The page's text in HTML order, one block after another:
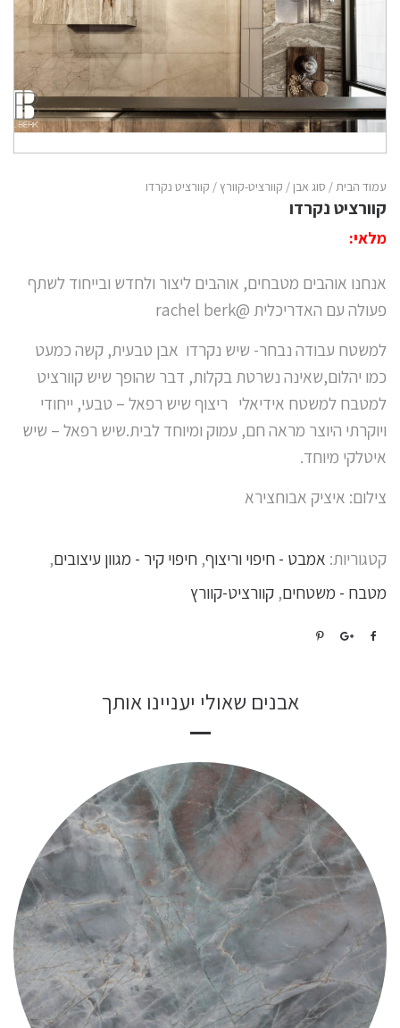
עמוד הבית/ סוג אבן/ קוורציט-קוורץ/ קוורציט נקרדו
קוורציט נקרדו
מלאי:
אנחנו אוהבים מטבחים, אוהבים ליצור ולחדש ובייחוד לשתף
פעולה עם האדריכלית @rachel berk
למשטח עבודה נבחר- שיש נקרדו אבן טבעית, קשה כמעט
כמו יהלום,שאינה נשרטת בקלות, דבר שהופך שיש קוורציט
למטבח למשטח אידיאלי ריצוף שיש רפאל – טבעי, ייחודי
ויוקרתי היוצר מראה חם, עמוק ומיוחד לבית.שיש רפאל – שיש
איטלקי מיוחד.
צילום: איציק אבוחצירא
קטגוריות: אמבט - חיפוי וריצוף, חיפוי קיר - מגוון עיצובים,
מטבח - משטחים, קוורציט-קוורץ
אבנים שאולי יעניינו אותך